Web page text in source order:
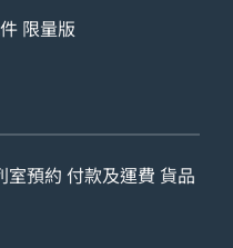
限量版
室預約 付款及運費 貨品